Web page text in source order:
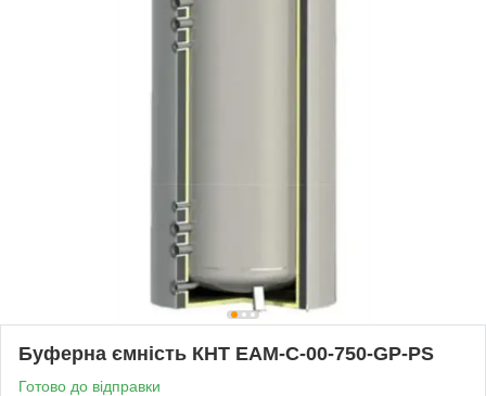
Буферна ємність КНТ ЕАМ-C-00-750-GP-PS
Готово до відправки